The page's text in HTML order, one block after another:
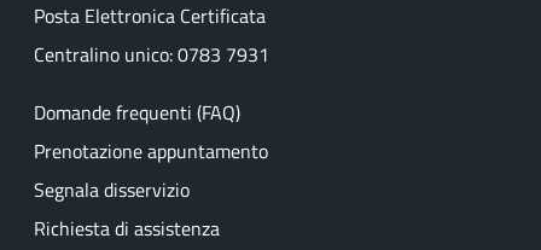
Posta Elettronica Certificata
Centralino unico: 0783 7931
Domande frequenti (FAQ)
Prenotazione appuntamento
Segnala disservizio
Richiesta di assistenza